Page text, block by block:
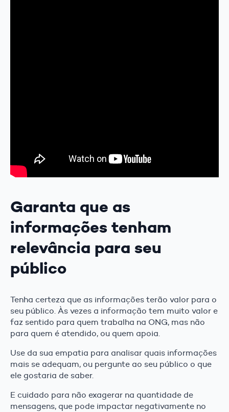
Garanta que as
informações tenham
relevância para seu
público
Tenha certeza que as informações terão valor para o
seu público. Às vezes a informação tem muito valor e
faz sentido para quem trabalha na ONG, mas não
para quem é atendido, ou quem apoia.
Use da sua empatia para analisar quais informações
mais se adequam, ou pergunte ao seu público o que
ele gostaria de saber.
E cuidado para não exagerar na quantidade de
mensagens, que pode impactar negativamente no